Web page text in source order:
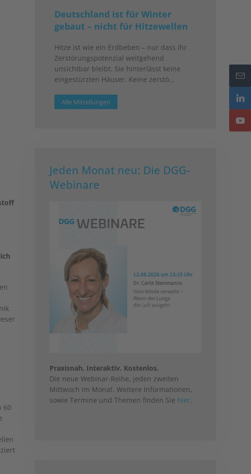
60
Deutschland ist für Winter
gebaut – nicht für Hitzewellen
Hitze ist wie ein Erdbeben – nur dass ihr
Zerstörungspotenzial weitgehend
unsichtbar bleibt. Sie hinterlässt keine
eingestürzten Häuser. Keine zerstö…
Alle Mitteilungen
Jeden Monat neu: Die DGG-
Webinare
Praxisnah. Interaktiv. Kostenlos.
Die neue Webinar-Reihe, jeden zweiten
Mittwoch im Monat. Weitere Informationen,
sowie Termine und Themen finden Sie hier.